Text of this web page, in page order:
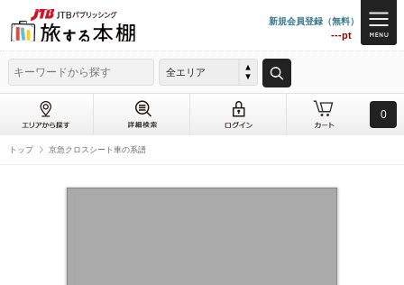
新規会員登録（無料）
---pt
全エリア
0
トップ 京急クロスシート車の系譜